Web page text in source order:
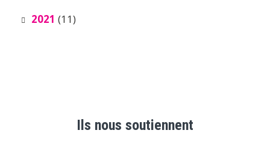
2021 (11)
Ils nous soutiennent